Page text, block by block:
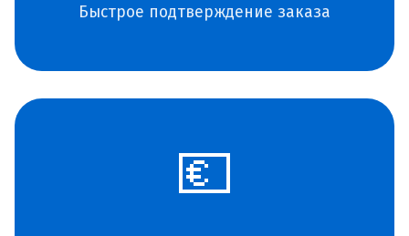
Быстрое подтверждение заказа
💶